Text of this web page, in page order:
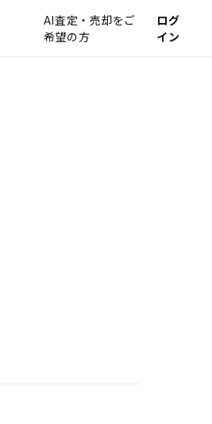
AI査定・売却をご
希望の方
ログ
イン